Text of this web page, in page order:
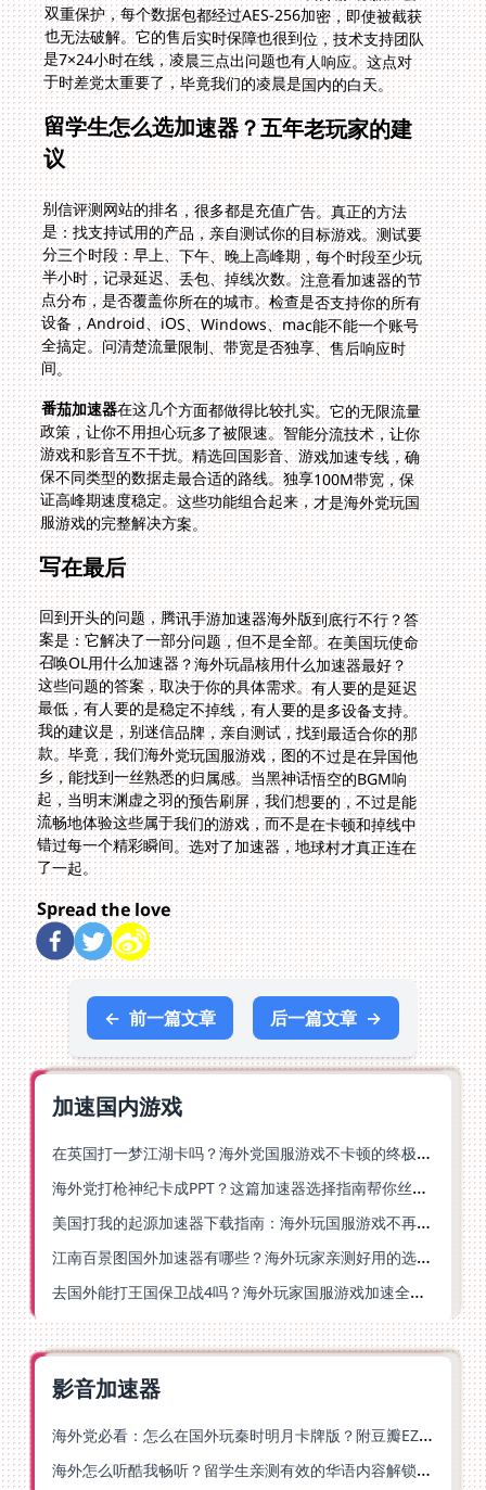
于时差党太重要了，毕竟我们的凌晨是国内的白天。
留学生怎么选加速器？五年老玩家的建
议
别信评测网站的排名，很多都是充值广告。真正的方法
是：找支持试用的产品，亲自测试你的目标游戏。测试要
分三个时段：早上、下午、晚上高峰期，每个时段至少玩
半小时，记录延迟、丢包、掉线次数。注意看加速器的节
点分布，是否覆盖你所在的城市。检查是否支持你的所有
设备，Android、iOS、Windows、mac能不能一个账号
全搞定。问清楚流量限制、带宽是否独享、售后响应时
间。
番茄加速器在这几个方面都做得比较扎实。它的无限流量
政策，让你不用担心玩多了被限速。智能分流技术，让你
游戏和影音互不干扰。精选回国影音、游戏加速专线，确
保不同类型的数据走最合适的路线。独享100M带宽，保
证高峰期速度稳定。这些功能组合起来，才是海外党玩国
服游戏的完整解决方案。
写在最后
回到开头的问题，腾讯手游加速器海外版到底行不行？答
案是：它解决了一部分问题，但不是全部。在美国玩使命
召唤OL用什么加速器？海外玩晶核用什么加速器最好？
这些问题的答案，取决于你的具体需求。有人要的是延迟
最低，有人要的是稳定不掉线，有人要的是多设备支持。
我的建议是，别迷信品牌，亲自测试，找到最适合你的那
款。毕竟，我们海外党玩国服游戏，图的不过是在异国他
乡，能找到一丝熟悉的归属感。当黑神话悟空的BGM响
起，当明末渊虚之羽的预告刷屏，我们想要的，不过是能
流畅地体验这些属于我们的游戏，而不是在卡顿和掉线中
错过每一个精彩瞬间。选对了加速器，地球村才真正连在
了一起。
Spread the love
← 前一篇文章 后一篇文章 →
加速国内游戏
在英国打一梦江湖卡吗？海外党国服游戏不卡顿的终极解法
海外党打枪神纪卡成PPT？这篇加速器选择指南帮你丝滑上分
美国打我的起源加速器下载指南：海外玩国服游戏不再卡的终极方案
江南百景图国外加速器有哪些？海外玩家亲测好用的选择与避坑指南
去国外能打王国保卫战4吗？海外玩家国服游戏加速全攻略（附公主连结幻想江湖实测）
影音加速器
海外党必看：怎么在国外玩秦时明月卡牌版？附豆瓣EZCast地区限制破解法
海外怎么听酷我畅听？留学生亲测有效的华语内容解锁指南